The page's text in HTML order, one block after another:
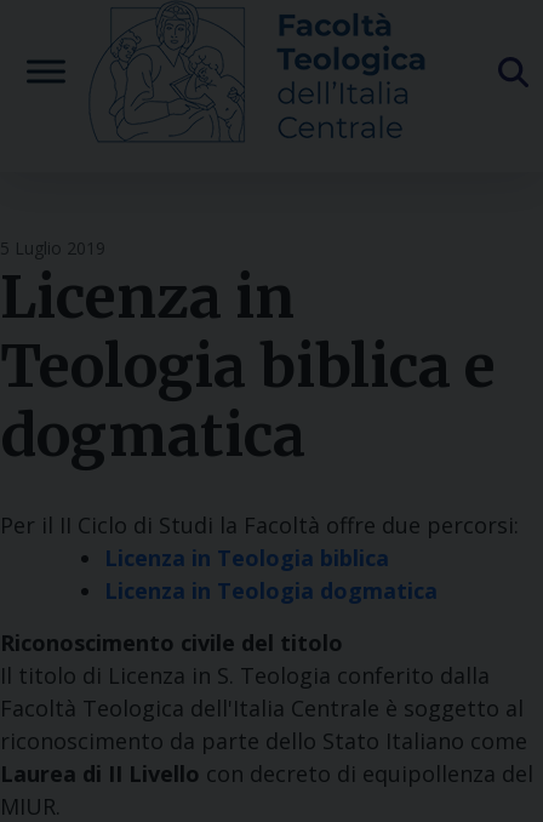
content
5 Luglio 2019
Licenza in
Teologia biblica e
dogmatica
Per il II Ciclo di Studi la Facoltà offre due percorsi:
Licenza in Teologia biblica
Licenza in Teologia dogmatica
Riconoscimento civile del titolo
Il titolo di Licenza in S. Teologia conferito dalla
Facoltà Teologica dell'Italia Centrale è soggetto al
riconoscimento da parte dello Stato Italiano come
Laurea di II Livello con decreto di equipollenza del
MIUR.